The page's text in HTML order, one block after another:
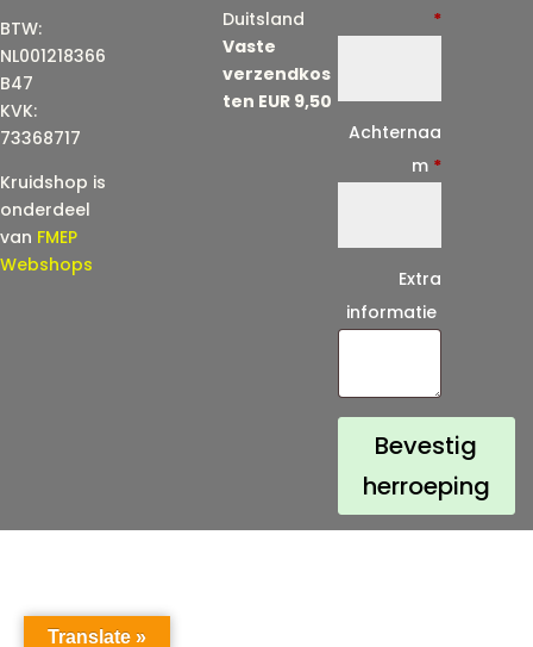
BTW:
NL001218366
B47
KVK:
73368717
Kruidshop is
onderdeel
van FMEP
Webshops
Duitsland
Vaste
verzendkos
ten EUR 9,50
l
)
*
*
Achternaa
m *
Extra
informatie
Bevestig
herroeping
Translate »